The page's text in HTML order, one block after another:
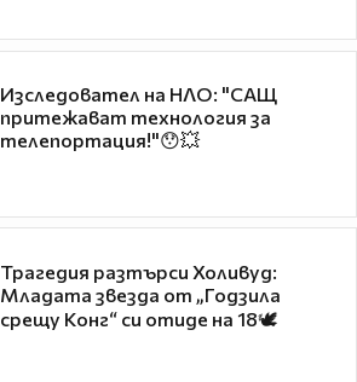
Изследовател на НЛО: "САЩ
притежават технология за
телепортация!"😯💥
Трагедия разтърси Холивуд:
Младата звезда от „Годзила
срещу Конг“ си отиде на 18🕊️